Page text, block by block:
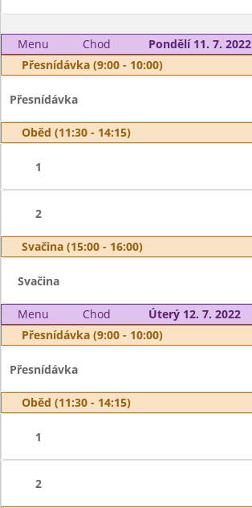
Menu Chod
Pondělí 11. 7. 2022
Přesnídávka (9:00 - 10:00)
Přesnídávka
Oběd (11:30 - 14:15)
1
2
Svačina (15:00 - 16:00)
Svačina
Menu Chod
Úterý 12. 7. 2022
Přesnídávka (9:00 - 10:00)
Přesnídávka
Oběd (11:30 - 14:15)
1
2